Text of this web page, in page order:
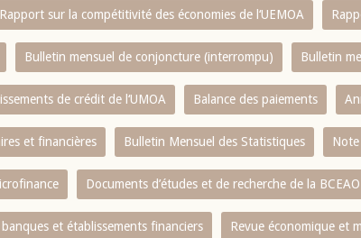
Rapport sur la compétitivité des économies de l‘UEMOA
Bulletin mensuel de conjoncture (interrompu) Bulletin
de crédit de l‘UMOA Balance des paiements
et financières Bulletin Mensuel des Statistiques
Documents d’études et de recherche de la BCEAO
et établissements financiers Revue économique et